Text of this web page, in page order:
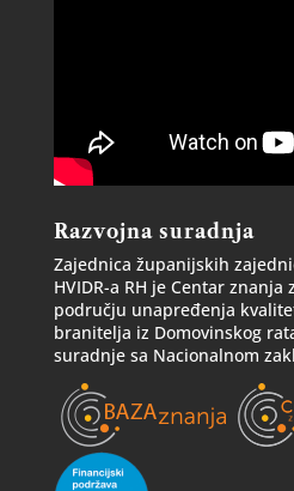
Razvojna suradnja
Zajednica županijskih
HVIDR-a RH je Centar
području unapređenja
branitelja iz Domovinskog
suradnje sa Nacionalnom